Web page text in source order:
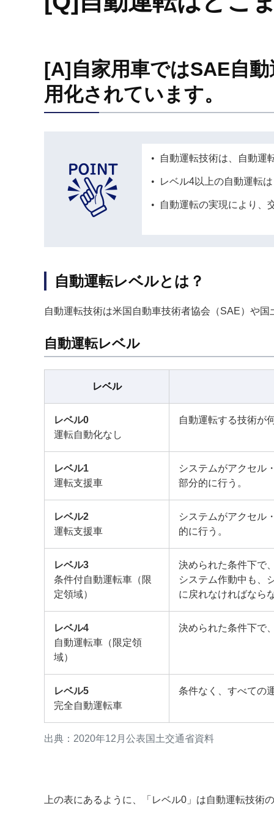
[A]自家用車ではSAE自
用化されています。
自動運転技術は、自動運
レベル4以上の自動運転
自動運転の実現により、
自動運転レベルとは？
自動運転技術は米国自動車技術者協会（SAE）や
自動運転レベル
レベル
レベル0
運転自動化なし
自動運転する技術が
レベル1
運転支援車
システムがアクセル
部分的に行う。
レベル2
運転支援車
システムがアクセル
的に行う。
レベル3
条件付自動運転車（限
定領域）
決められた条件下で
システム作動中も、
に戻れなければなら
レベル4
自動運転車（限定領
域）
決められた条件下で
レベル5
完全自動運転車
条件なく、すべての
出典：2020年12月公表国土交通省資料
上の表にあるように、「レベル0」は自動運転技術